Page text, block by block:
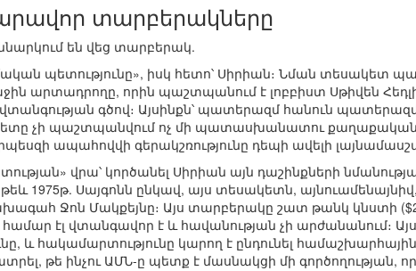
տարբերակները
են վեց տարբերակ.
պետությունը», իսկ հետո՝ Սիրիան։ Նման տեսակետ
արտադրողը, որին պաշտպանում է լոբբիստ Սթիվեն
գծով։ Այսինքն՝ պատերազմ հանուն
չի պաշտպանվում ոչ մի պատասխանատու քաղաքական
ապահովվի գերակշռությունը դեպի ավելի
վրա՝ կործանել Սիրիան այն դաշինքների
1975թ. Սայգոնն ընկավ, այս տեսակետն,
Ջոն Մակքեյնը։ Այս տարբերակը շատ թանկ կնստի
էլ վտանգավոր է և հավանության չի արժանանում։
և հակամարտությունը կարող է ընդունել համաշխարհային
թե ինչու ԱՄՆ-ը պետք է մասնակցի մի գործողության,